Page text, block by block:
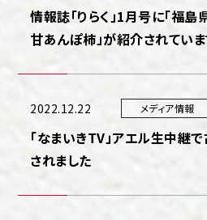
情報誌「りらく」1月号に「福
甘あんぽ柿」が紹介されていま
2022.12.22 メディア情報
「なまいきTV」アエル生中継
されました